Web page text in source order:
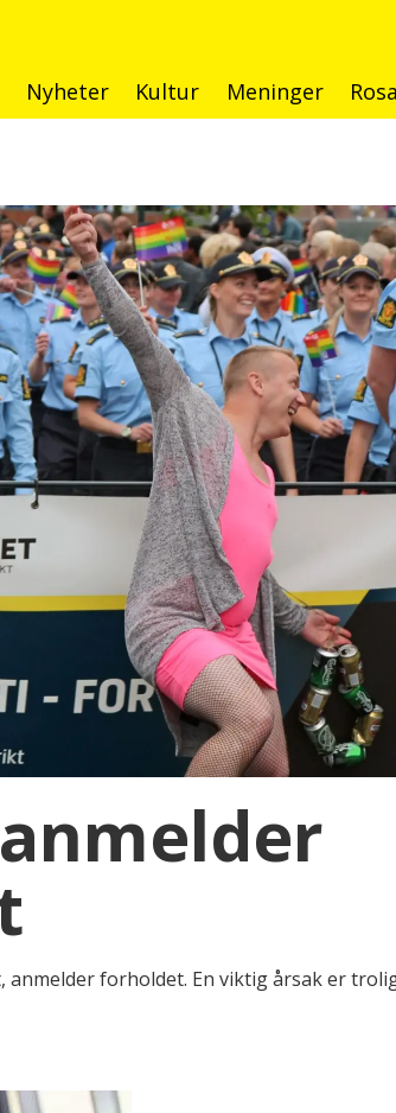
Nyheter Kultur Meninger
forholdet. En viktig årsak er